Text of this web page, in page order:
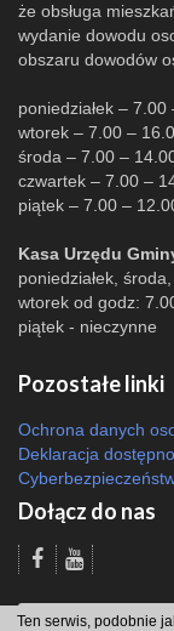
że obsługa
wydanie dowodu
obszaru dowodów
poniedziałek – 7.00
wtorek – 7.00 –
środa – 7.00 –
czwartek – 7.00 –
piątek – 7.00 –
Kasa Urzędu
poniedziałek,
wtorek od godz:
piątek - nieczynne
Pozostałe linki
Ochrona danych
Deklaracja
Dołącz do nas
Odsłon: 12262 | |
Ten serwis, podobnie